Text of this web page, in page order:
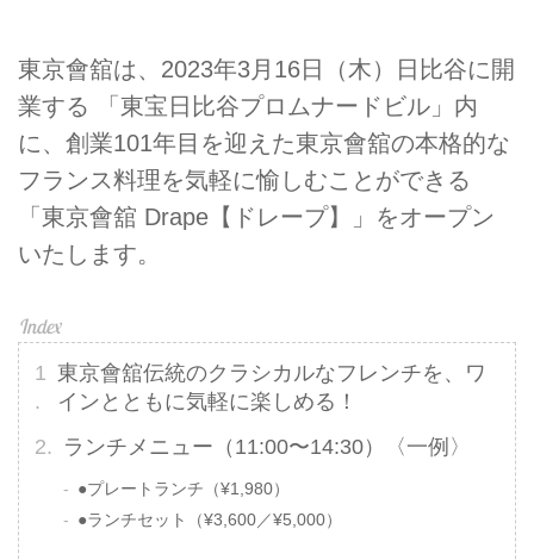
東京會舘は、2023年3月16日（木）日比谷に開
業する 「東宝日比谷プロムナードビル」内
に、創業101年目を迎えた東京會舘の本格的な
フランス料理を気軽に愉しむことができる
「東京會舘 Drape【ドレープ】」をオープン
いたします。
東京會舘伝統のクラシカルなフレンチを、ワ
インとともに気軽に楽しめる！
ランチメニュー（11:00〜14:30）〈一例〉
●プレートランチ（¥1,980）
●ランチセット（¥3,600／¥5,000）